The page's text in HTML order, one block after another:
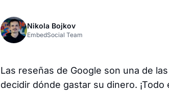
Nikola Bojkov
EmbedSocial Team
Las reseñas de Google son una de
decidir dónde gastar su dinero. ¡Todo